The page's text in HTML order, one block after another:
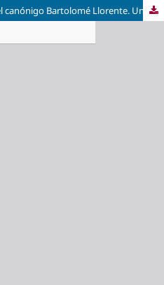
El catálogo de la biblioteca del canónigo Bartolomé Llorente. Un ejemplo de sus encuadernaciones artísticas